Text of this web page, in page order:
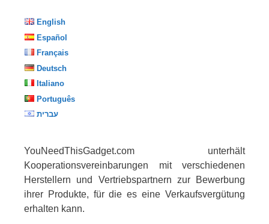
English
Español
Français
Deutsch
Italiano
Português
עברית
YouNeedThisGadget.com unterhält
Kooperationsvereinbarungen mit verschiedenen
Herstellern und Vertriebspartnern zur Bewerbung
ihrer Produkte, für die es eine Verkaufsvergütung
erhalten kann.